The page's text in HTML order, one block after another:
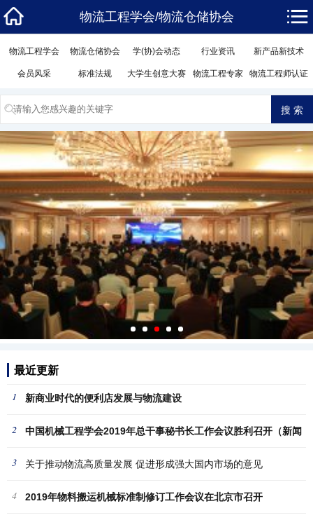
物流工程学会/物流仓储协会
物流工程学会 物流仓储协会 学(协)会动态 行业资讯 新产品新技术
会员风采 标准法规 大学生创意大赛 物流工程专家 物流工程师认证
最近更新
1 新商业时代的便利店发展与物流建设
2 中国机械工程学会2019年总干事秘书长工作会议胜利召开（新闻
稿
3 关于推动物流高质量发展 促进形成强大国内市场的意见
4 2019年物料搬运机械标准制修订工作会议在北京市召开